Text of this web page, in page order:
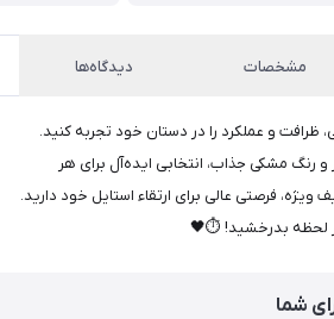
مشخصات دیدگاه‌ها
و عملکرد را در دستان خود تجربه کنید.
رنگ مشکی جذاب، انتخابی ایده‌آل برای هر
فرصتی عالی برای ارتقاء استایل خود دارید.
لحظه بدرخشید! ⏱️🖤
شما